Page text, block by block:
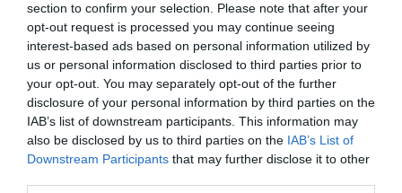
section to confirm your selection. Please note that after your
opt-out request is processed you may continue seeing
interest-based ads based on personal information utilized by
us or personal information disclosed to third parties prior to
your opt-out. You may separately opt-out of the further
disclosure of your personal information by third parties on the
IAB’s list of downstream participants. This information may
also be disclosed by us to third parties on the IAB’s List of
Downstream Participants that may further disclose it to other
Aptitretare, snittar och tilltugg Majs
Olja
Smör
Fest Buffé Snabblagat
Lättlagat
Amerikansk mat
Vegetariskt
Grundrecept
Popcorn
E-mail Skriv ut